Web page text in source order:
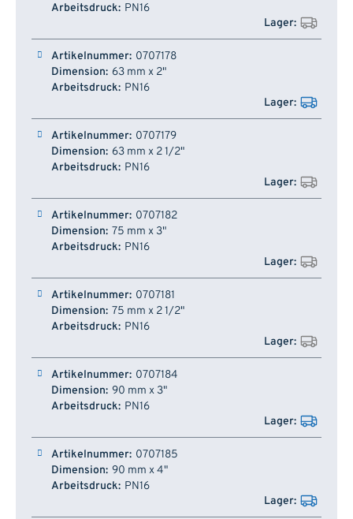
PN16
0707178
63 mm x 2"
PN16
0707179
63 mm x 2 1/2"
PN16
0707182
75 mm x 3"
PN16
0707181
75 mm x 2 1/2"
PN16
0707184
90 mm x 3"
PN16
0707185
90 mm x 4"
PN16